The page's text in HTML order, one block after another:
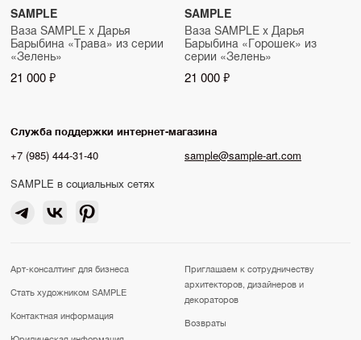
SAMPLE
Ваза SAMPLE x Дарья
Барыбина «Трава» из серии
«Зелень»
21 000 ₽
SAMPLE
Ваза SAMPLE x Дарья
Барыбина «Горошек» из
серии «Зелень»
21 000 ₽
Служба поддержки интернет-магазина
+7 (985) 444-31-40
sample@sample-art.com
SAMPLE в социальных сетях
Арт-консалтинг для бизнеса
Стать художником SAMPLE
Контактная информация
Приглашаем к сотрудничеству
архитекторов, дизайнеров и
декораторов
Возвраты